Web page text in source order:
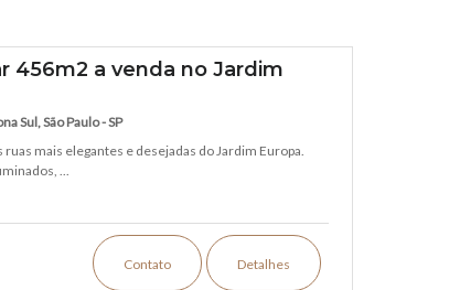
456m2 a venda no Jardim
Sul, São Paulo - SP
mais elegantes e desejadas do Jardim Europa.
...
Detalhes
Contato